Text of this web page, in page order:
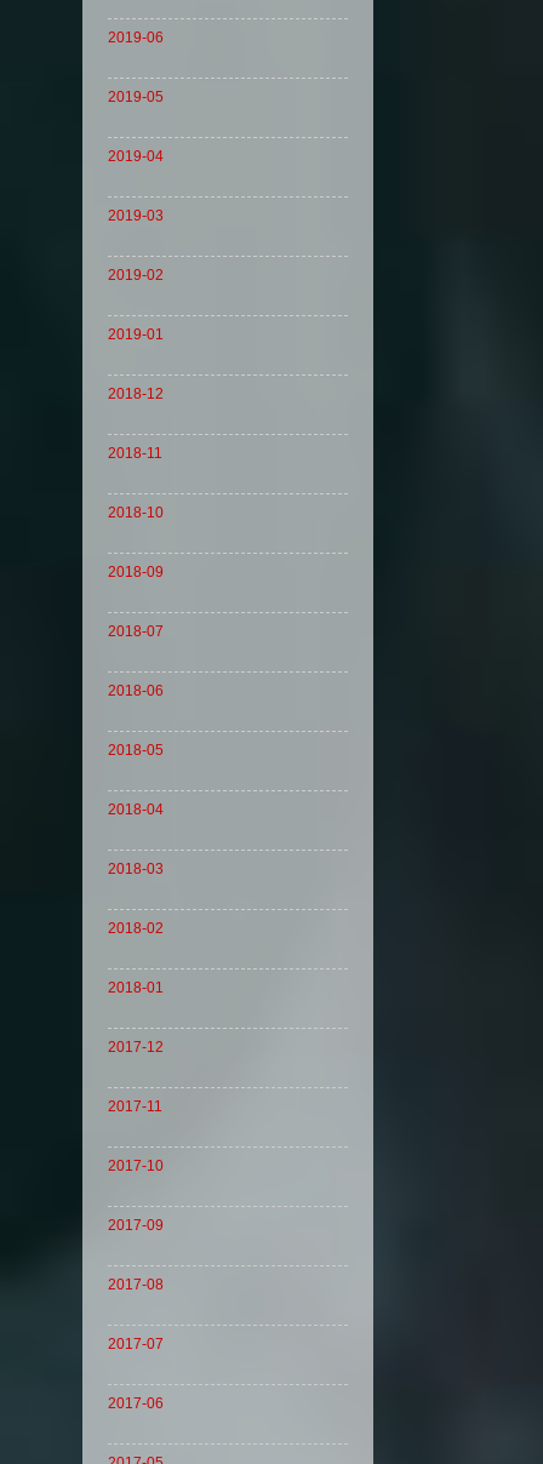
2019-06
2019-05
2019-04
2019-03
2019-02
2019-01
2018-12
2018-11
2018-10
2018-09
2018-07
2018-06
2018-05
2018-04
2018-03
2018-02
2018-01
2017-12
2017-11
2017-10
2017-09
2017-08
2017-07
2017-06